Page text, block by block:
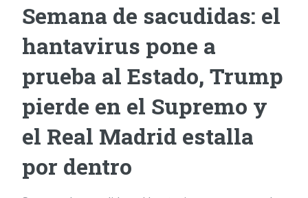
Semana de sacudidas: el
hantavirus pone a
prueba al Estado, Trump
pierde en el Supremo y
el Real Madrid estalla
por dentro